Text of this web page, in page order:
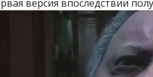
версия впоследствии